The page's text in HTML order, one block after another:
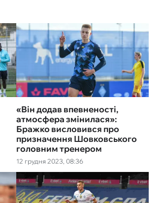
12 грудня 2023, 08:36
«Він додав впевненості,
атмосфера змінилася»:
Бражко висловився про
призначення Шовковського
головним тренером